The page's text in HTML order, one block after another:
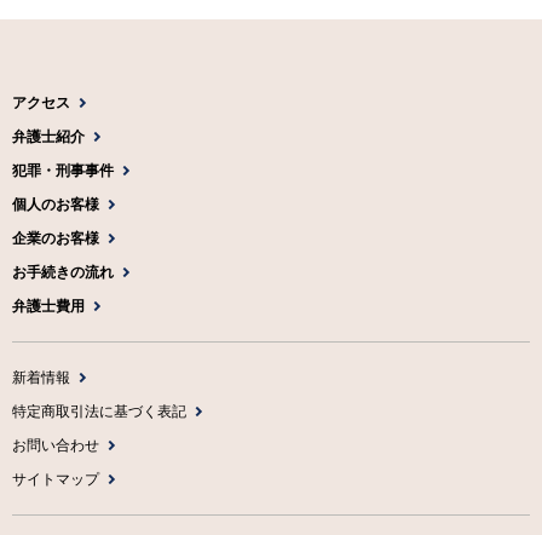
アクセス
弁護士紹介
犯罪・刑事事件
個人のお客様
企業のお客様
お手続きの流れ
弁護士費用
新着情報
特定商取引法に基づく表記
お問い合わせ
サイトマップ